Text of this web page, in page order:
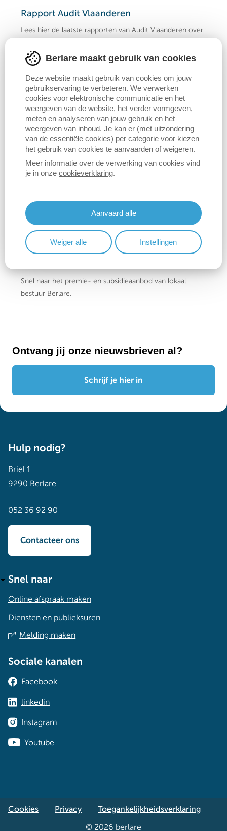
Rapport Audit Vlaanderen
Lees hier de laatste rapporten van Audit Vlaanderen over
Politiereglementen
Snel naar de algemene politiereglementen in lokaal
bestuur Berlare.
Belastingen en retributies
Berlare.
Snel naar het premie- en subsidieaanbod van lokaal
bestuur Berlare.
Ontvang jij onze nieuwsbrieven al?
Schrijf je hier in
Hulp nodig?
Briel 1
9290 Berlare
052 36 92 90
Contacteer ons
Snel naar
Online afspraak maken
Diensten en publieksuren
Melding maken
Sociale kanalen
Facebook
linkedin
Instagram
Youtube
Cookies Privacy
Toegankelijkheidsverklaring
© 2026 berlare
Berlare maakt gebruik van cookies
Deze website maakt gebruik van cookies om jouw
gebruikservaring te verbeteren. We verwerken
cookies voor elektronische communicatie en het
weergeven van de website, het verder vormgeven,
meten en analyseren van jouw gebruik en het
weergeven van inhoud. Je kan er (met uitzondering
van de essentiële cookies) per categorie voor kiezen
het gebruik van cookies te aanvaarden of weigeren.
Meer informatie over de verwerking van cookies vind
je in onze cookieverklaring.
Aanvaard alle
Weiger alle Instellingen